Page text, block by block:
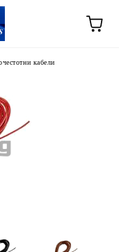
кабели